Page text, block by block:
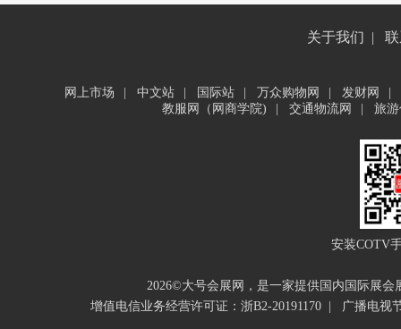
关于我们 |
网上市场 中文站 国际站 万众购物网 发财网
教服网（网商学院)
交通物流网 旅
安装COTV
2026©大号会展网，是一家提供国内国际展
增值电信业务经营许可证：浙B2-20191170
广播电视